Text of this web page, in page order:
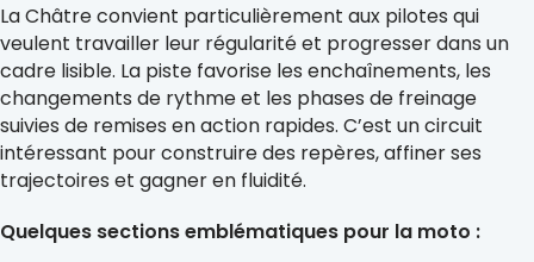
La Châtre convient particulièrement aux pilotes qui
veulent travailler leur régularité et progresser dans un
cadre lisible. La piste favorise les enchaînements, les
changements de rythme et les phases de freinage
suivies de remises en action rapides. C’est un circuit
intéressant pour construire des repères, affiner ses
trajectoires et gagner en fluidité.
Quelques sections emblématiques pour la moto :